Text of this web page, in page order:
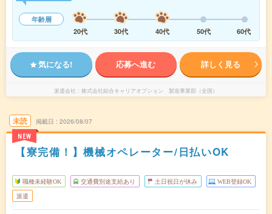
年齢層
20代
30代 40代 50代 60代
気になる! 応募へ進む 詳しく見る
派遣会社 株式会社綜合キャリアオプション 製造事業部（全国）
未読
NEW
掲載日 2026/08/07
【寮完備！】機械オペレーター/日払いOK
職種未経験OK 交通費別途支給あり 土日祝日が休み WEB登録OK
派遣